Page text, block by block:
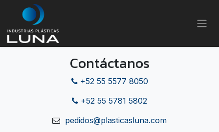
Ir al contenido
Contáctanos
+52 55 5577 8050
+52 55 5781 5802
pedidos@plasticasluna.com